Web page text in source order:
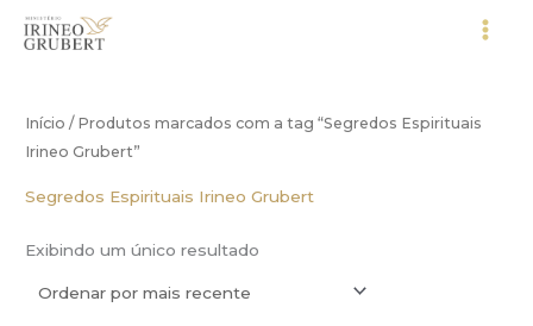
para
Início / Produtos marcados com a tag “Segredos Espirituais
Irineo Grubert”
Segredos Espirituais Irineo Grubert
Exibindo um único resultado